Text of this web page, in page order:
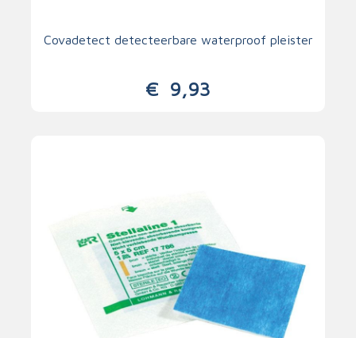
Covadetect detecteerbare waterproof pleister
€ 9,93